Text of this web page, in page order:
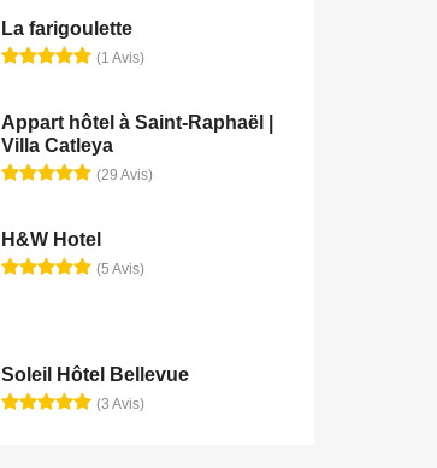
La farigoulette
(1 Avis)
Appart hôtel à Saint-Raphaël |
Villa Catleya
(29 Avis)
H&W Hotel
(5 Avis)
Soleil Hôtel Bellevue
(3 Avis)